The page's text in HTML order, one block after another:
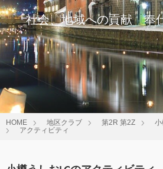
『社会、地域への貢献 奉
HOME 地区クラブ 第2R 第2Z
アクティビティ